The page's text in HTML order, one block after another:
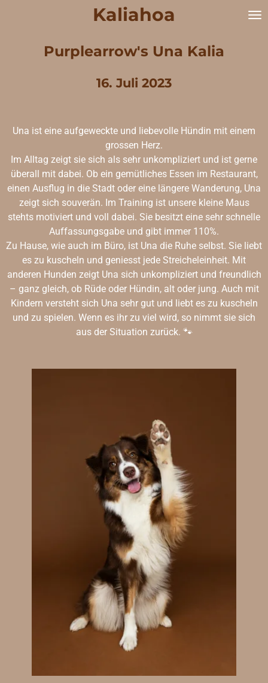
Kaliahoa
Purplearrow's Una Kalia
16. Juli 2023
Una ist eine aufgeweckte und liebevolle Hündin mit einem
grossen Herz.
Im Alltag zeigt sie sich als sehr unkompliziert und ist gerne
überall mit dabei. Ob ein gemütliches Essen im Restaurant,
einen Ausflug in die Stadt oder eine längere Wanderung, Una
zeigt sich souverän. Im Training ist unsere kleine Maus
stehts motiviert und voll dabei. Sie besitzt eine sehr schnelle
Auffassungsgabe und gibt immer 110%.
Zu Hause, wie auch im Büro, ist Una die Ruhe selbst. Sie liebt
es zu kuscheln und geniesst jede Streicheleinheit. Mit
anderen Hunden zeigt Una sich unkompliziert und freundlich
– ganz gleich, ob Rüde oder Hündin, alt oder jung. Auch mit
Kindern versteht sich Una sehr gut und liebt es zu kuscheln
und zu spielen. Wenn es ihr zu viel wird, so nimmt sie sich
aus der Situation zurück. 🐾